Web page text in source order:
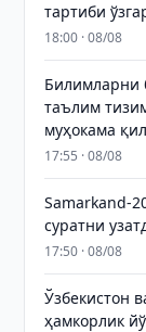
тартиби
18:00 · 08/08
Билимларни
таълим
муҳокама
17:55 · 08/08
Samarkand-
суратни
17:50 · 08/08
Ўзбекистон
ҳамкорлик